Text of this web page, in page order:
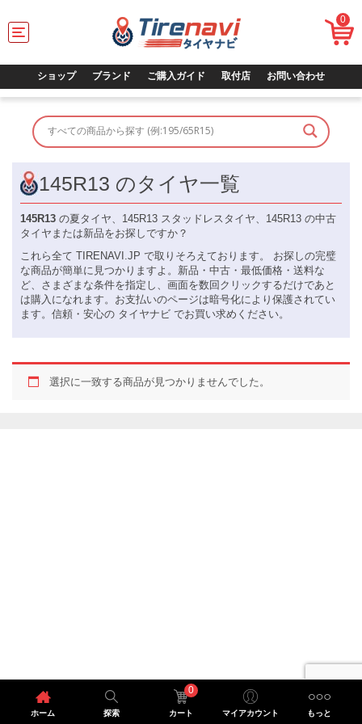
T
o
l
g
a
t
o
n
0
ショップ ブランド ご購入ガイド 取付店 お問い合わせ
145R13 のタイヤ一覧
145R13 の夏タイヤ、145R13 スタッドレスタイヤ、145R13 の中古
タイヤまたは新品をお探しですか？
これら全て TIRENAVI.JP で取りそろえております。 お探しの完璧
な商品が簡単に見つかりますよ。新品・中古・最低価格・送料な
ど、さまざまな条件を指定し、画面を数回クリックするだけであと
は購入になれます。お支払いのページは暗号化により保護されてい
ます。信頼・安心の タイヤナビ でお買い求めください。
選択に一致する商品が見つかりませんでした。
ホーム 探索
0
カート マイアカウント もっと